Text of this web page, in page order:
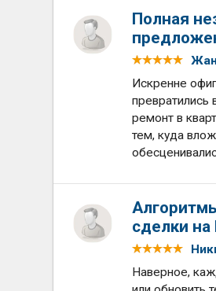
Полная
Искренне
ремонт в
тем, куда
сделки
Наверное,